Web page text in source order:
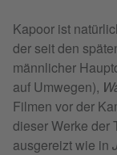
Kapoor ist
der seit den
männlicher
auf Umwegen),
Filmen vor der
dieser Werke der
ausgereizt wie in